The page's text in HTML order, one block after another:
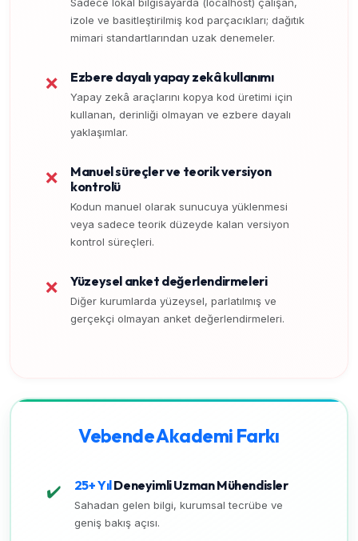
izole ve basitleştirilmiş kod parçacıkları; dağıtık
mimari standartlarından uzak denemeler.
❌ Ezbere dayalı yapay zekâ kullanımı
Yapay zekâ araçlarını kopya kod üretimi için
kullanan, derinliği olmayan ve ezbere dayalı
yaklaşımlar.
❌
Manuel süreçler ve teorik versiyon
kontrolü
Kodun manuel olarak sunucuya yüklenmesi
veya sadece teorik düzeyde kalan versiyon
kontrol süreçleri.
❌ Yüzeysel anket değerlendirmeleri
Diğer kurumlarda yüzeysel, parlatılmış ve
gerçekçi olmayan anket değerlendirmeleri.
Vebende Akademi Farkı
✔️ 25+ YılDeneyimli Uzman Mühendisler
Sahadan gelen bilgi, kurumsal tecrübe ve
geniş bakış açısı.